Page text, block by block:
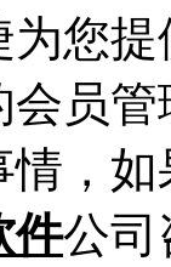
为您
员
情，
件公司